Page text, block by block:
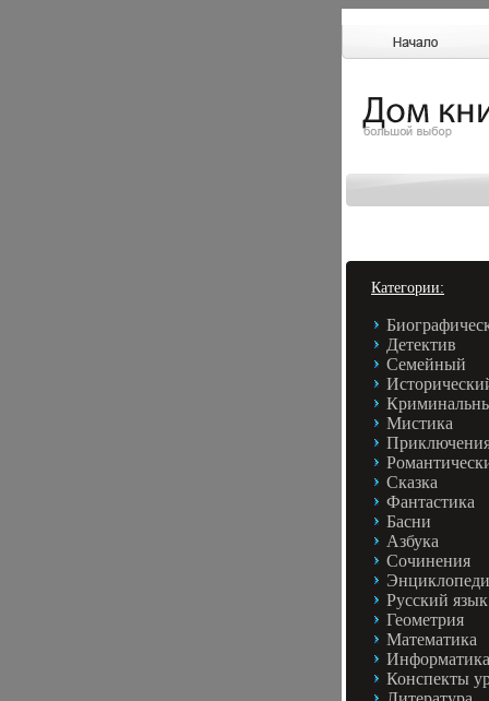
Категории:
Детектив
Семейный
Мистика
Сказка
Фантастика
Басни
Азбука
Сочинения
Русский язык
Геометрия
Математика
Информатика
Конспекты